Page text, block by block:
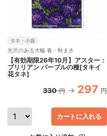
タネ・小袋
光沢のある大輪 春・秋まき
【有効期限26年10月】アスター：
ブリリアン パープルの種[タキイ
花タネ]
330 円 297 円
カートに入れる